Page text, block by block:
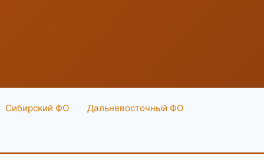
Сибирский ФО Дальневосточный ФО